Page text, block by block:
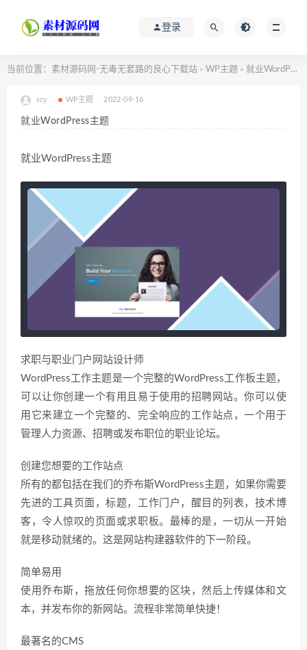
登录
当前位置： 素材源码网-无毒无套路的良心下载站 > WP主题 > 就业WordPress主题
scy WP主题 2022-09-16
就业WordPress主题
就业WordPress主题
求职与职业门户网站设计师
WordPress工作主题是一个完整的WordPress工作板主题，
可以让你创建一个有用且易于使用的招聘网站。你可以使
用它来建立一个完整的、完全响应的工作站点，一个用于
管理人力资源、招聘或发布职位的职业论坛。
创建您想要的工作站点
所有的都包括在我们的乔布斯WordPress主题，如果你需要
先进的工具页面，标题，工作门户，醒目的列表，技术博
客，令人惊叹的页面或求职板。最棒的是，一切从一开始
就是移动就绪的。这是网站构建器软件的下一阶段。
简单易用
使用乔布斯，拖放任何你想要的区块，然后上传媒体和文
本，并发布你的新网站。流程非常简单快捷！
最著名的CMS